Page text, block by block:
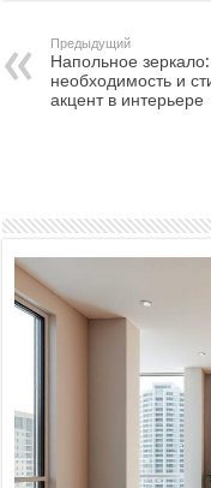
Предыдущий
Напольное зеркало:
необходимость и
акцент в интерьере